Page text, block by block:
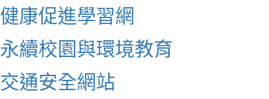
健康促進學習網
永續校園與環境教育
交通安全網站